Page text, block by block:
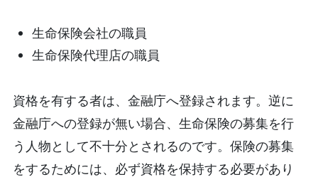
生命保険会社の職員
生命保険代理店の職員
資格を有する者は、金融庁へ登録されます。逆に
金融庁への登録が無い場合、生命保険の募集を行
う人物として不十分とされるのです。保険の募集
をするためには、必ず資格を保持する必要があり